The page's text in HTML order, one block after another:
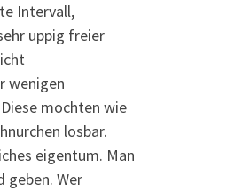
Intervall,
uppig freier
wenigen
mochten wie
losbar.
eigentum. Man
geben. Wer